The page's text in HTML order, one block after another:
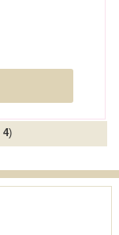
4)